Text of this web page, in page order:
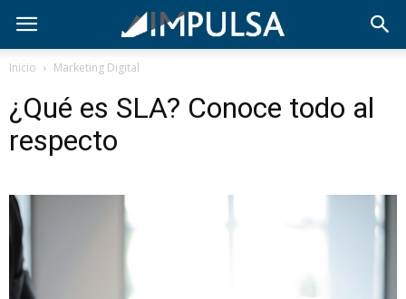
Inicio Marketing Digital
¿Qué es SLA? Conoce todo al
respecto